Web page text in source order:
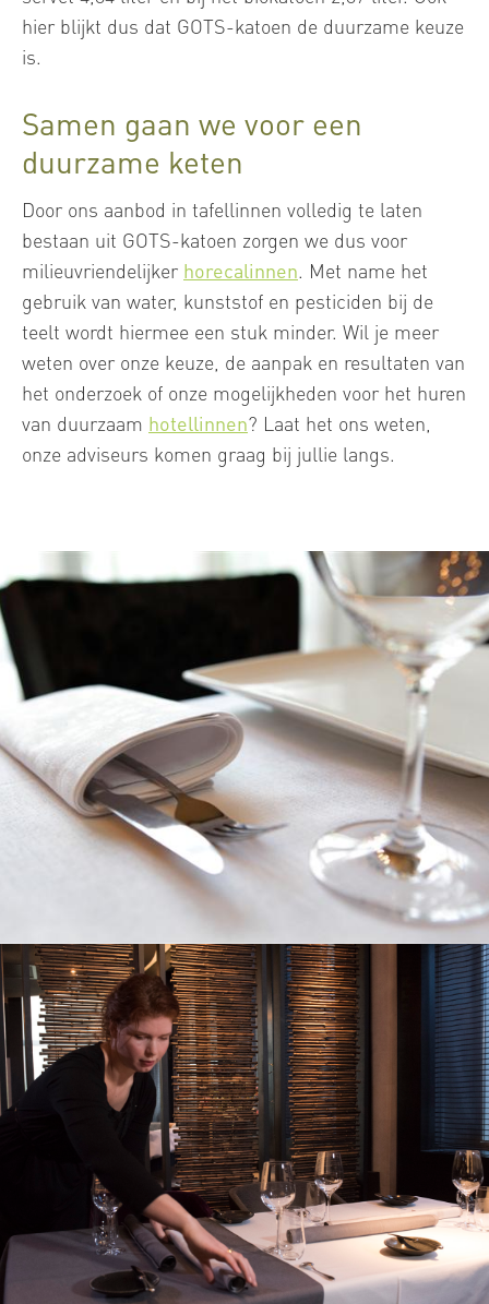
hier blijkt dus dat GOTS-katoen de duurzame keuze
is.
Samen gaan we voor een
duurzame keten
Door ons aanbod in tafellinnen volledig te laten
bestaan uit GOTS-katoen zorgen we dus voor
milieuvriendelijker horecalinnen. Met name het
gebruik van water, kunststof en pesticiden bij de
teelt wordt hiermee een stuk minder. Wil je meer
weten over onze keuze, de aanpak en resultaten van
het onderzoek of onze mogelijkheden voor het huren
van duurzaam hotellinnen? Laat het ons weten,
onze adviseurs komen graag bij jullie langs.